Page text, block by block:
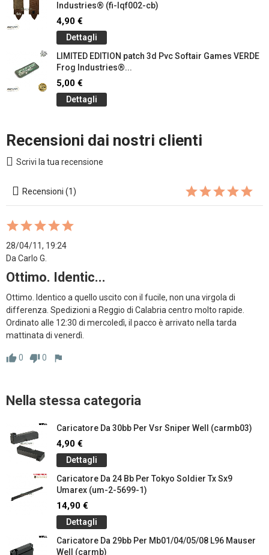
Industries® (fi-lqf002-cb)
4,90 €
Dettagli
LIMITED EDITION patch 3d Pvc Softair Games VERDE
Frog Industries®...
5,00 €
Dettagli
Recensioni dai nostri clienti
Scrivi la tua recensione
Recensioni (1)
28/04/11, 19:24
Da Carlo G.
Ottimo. Identic...
Ottimo. Identico a quello uscito con il fucile, non una virgola di
differenza. Spedizioni a Reggio di Calabria centro molto rapide.
Ordinato alle 12:30 di mercoledì, il pacco è arrivato nella tarda
mattinata di venerdì.
thumb_up0 thumb_down0 flag
Nella stessa categoria
Caricatore Da 30bb Per Vsr Sniper Well (carmb03)
4,90 €
Dettagli
Caricatore Da 24 Bb Per Tokyo Soldier Tx Sx9
Umarex (um-2-5699-1)
14,90 €
Dettagli
Caricatore Da 29bb Per Mb01/04/05/08 L96 Mauser
Well (carmb)